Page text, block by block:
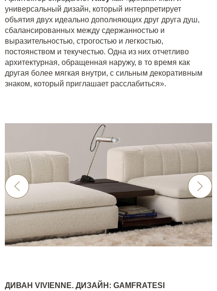
универсальный дизайн, который интерпретирует
объятия двух идеально дополняющих друг друга душ,
сбалансированных между сдержанностью и
выразительностью, строгостью и легкостью,
постоянством и текучестью. Одна из них отчетливо
архитектурная, обращенная наружу, в то время как
другая более мягкая внутри, с сильным декоративным
знаком, который приглашает расслабиться».
ДИВАН VIVIENNE. ДИЗАЙН: GAMFRATESI